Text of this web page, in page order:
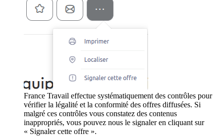
France Travail effectue systématiquement des contrôles pour
vérifier la légalité et la conformité des offres diffusées. Si
malgré ces contrôles vous constatez des contenus
inappropriés, vous pouvez nous le signaler en cliquant sur
« Signaler cette offre ».